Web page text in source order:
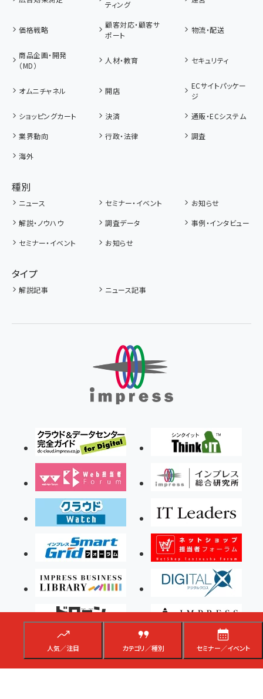
人気／注目 カテゴリ／種別 セミナー／イベント
ティング
価格戦略
顧客対応・顧客サ
ポート
物流・配送
商品企画・開発
（MD）
人材・教育 セキュリティ
オムニチャネル 開店
ECサイトパッケー
ジ
ショッピングカート
決済
通販・ECシステム
業界動向
行政・法律
調査
海外
種別
ニュース セミナー・イベント
お知らせ
解説・ノウハウ
調査データ
事例・インタビュー
セミナー・イベント
お知らせ
タイプ
解説記事 ニュース記事